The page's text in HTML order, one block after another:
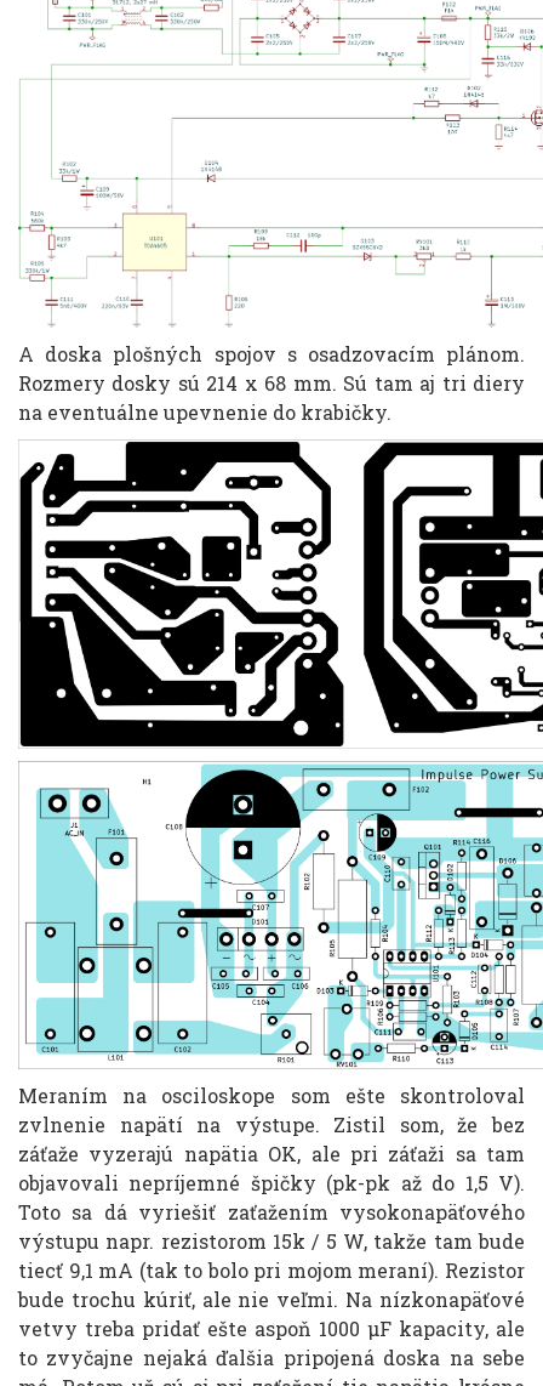
A doska plošných spojov s osadzovacím plánom.
Rozmery dosky sú 214 x 68 mm. Sú tam aj tri diery
na eventuálne upevnenie do krabičky.
Meraním na osciloskope som ešte skontroloval
zvlnenie napätí na výstupe. Zistil som, že bez
záťaže vyzerajú napätia OK, ale pri záťaži sa tam
objavovali nepríjemné špičky (pk-pk až do 1,5 V).
Toto sa dá vyriešiť zaťažením vysokonapäťového
výstupu napr. rezistorom 15k / 5 W, takže tam bude
tiecť 9,1 mA (tak to bolo pri mojom meraní). Rezistor
bude trochu kúriť, ale nie veľmi. Na nízkonapäťové
vetvy treba pridať ešte aspoň 1000 μF kapacity, ale
to zvyčajne nejaká ďalšia pripojená doska na sebe